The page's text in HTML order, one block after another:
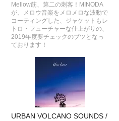
Mellow筋、第二の刺客！MINODA
が、メロウ音楽をメロメロな波動で
コーティングした、ジャケットもレ
トロ・フューチャーな仕上がりの、
2019年度要チェックのブツとなっ
ております！
URBAN VOLCANO SOUNDS /